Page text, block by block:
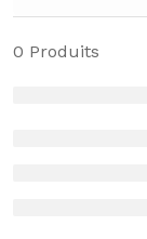
0 Produits